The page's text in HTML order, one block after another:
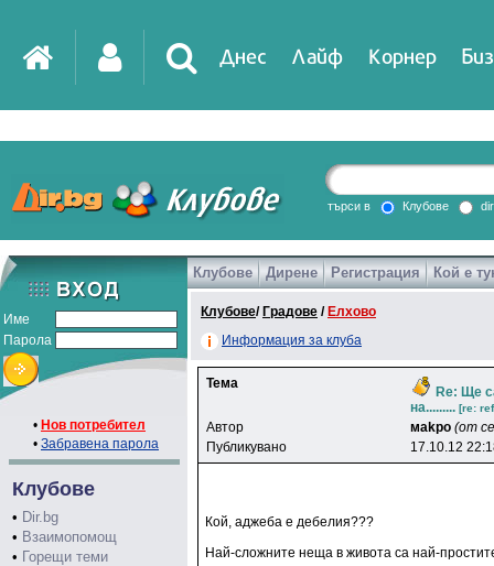
Днес Лайф Корнер
DirTV Impressio
Games
търси в Клубове
Име
Парола
• Нов потребител
• Забравена парола
Клубове
• Dir.bg
• Взаимопомощ
• Горещи теми
Клубове Дирене Регистрация Кой е
Клубове/ Градове / Елхово
Информация за клуба
Тема
Re: Ще
на......... [re:
Автор мakpo (от
Публикувано
17.10.12
Кой, аджеба е дебелия???
Най-сложните неща в живота са най-